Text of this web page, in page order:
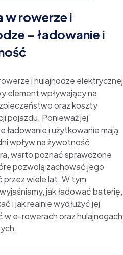
w rowerze i
– ładowanie i
i hulajnodze elektrycznej
element wpływający na
oraz koszty
pojazdu. Ponieważ jej
ładowanie i użytkowanie mają
wpływ na żywotność
warto poznać sprawdzone
pozwolą zachować jego
przez wiele lat. W tym
jak ładować baterię,
i jak realnie wydłużyć jej
w e-rowerach oraz hulajnogach